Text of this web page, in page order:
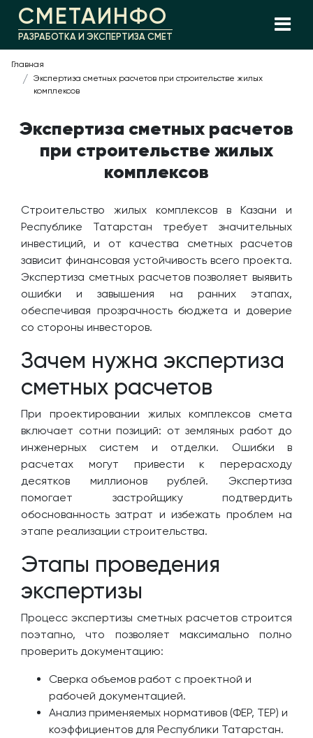
СМЕТАИНФО
РАЗРАБОТКА И ЭКСПЕРТИЗА СМЕТ
Главная
Экспертиза сметных расчетов при строительстве жилых
комплексов
Экспертиза сметных расчетов
при строительстве жилых
комплексов
Строительство жилых комплексов в Казани и
Республике Татарстан требует значительных
инвестиций, и от качества сметных расчетов
зависит финансовая устойчивость всего проекта.
Экспертиза сметных расчетов позволяет выявить
ошибки и завышения на ранних этапах,
обеспечивая прозрачность бюджета и доверие
со стороны инвесторов.
Зачем нужна экспертиза
сметных расчетов
При проектировании жилых комплексов смета
включает сотни позиций: от земляных работ до
инженерных систем и отделки. Ошибки в
расчетах могут привести к перерасходу
десятков миллионов рублей. Экспертиза
помогает застройщику подтвердить
обоснованность затрат и избежать проблем на
этапе реализации строительства.
Этапы проведения
экспертизы
Процесс экспертизы сметных расчетов строится
поэтапно, что позволяет максимально полно
проверить документацию:
Сверка объемов работ с проектной и
рабочей документацией.
Анализ применяемых нормативов (ФЕР, ТЕР) и
коэффициентов для Республики Татарстан.